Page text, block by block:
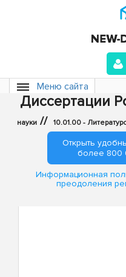
Меню сайта
Диссертации
науки // 10.01.00 -
Открыть
более 800
Информационная
преодоления